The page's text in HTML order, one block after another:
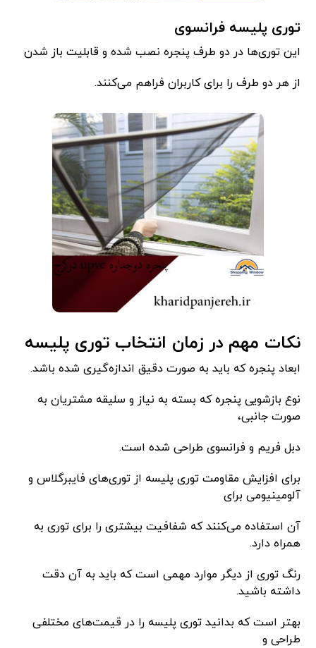
توری پلیسه فرانسوی
این توری‌ها در دو طرف پنجره نصب شده و قابلیت باز شدن
از هر دو طرف را برای کاربران فراهم می‌کنند.
نکات مهم در زمان انتخاب توری پلیسه
ابعاد پنجره که باید به صورت دقیق اندازه‌گیری شده باشد.
نوع بازشویی پنجره که بسته به نیاز و سلیقه مشتریان به
صورت جانبی،
دبل فریم و فرانسوی طراحی شده است.
برای افزایش مقاومت توری پلیسه از توری‌های فایبرگلاس و
آلومینیومی برای
آن استفاده می‌کنند که شفافیت بیشتری را برای توری به
همراه دارد.
رنگ توری از دیگر موارد مهمی است که باید به آن دقت
داشته باشید.
بهتر است که بدانید توری پلیسه را در قیمت‌های مختلفی
طراحی و